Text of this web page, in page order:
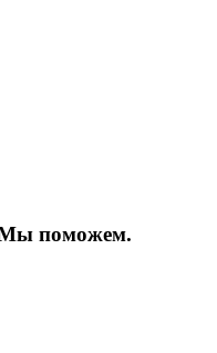
Мы поможем.